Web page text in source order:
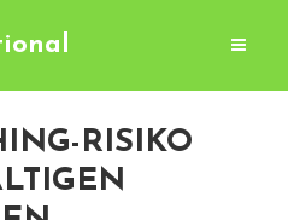
RISIKO